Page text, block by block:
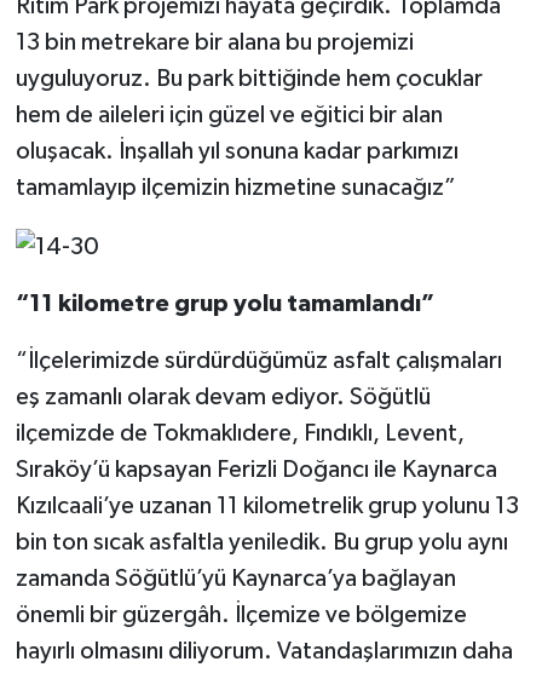
Ritim Park projemizi hayata geçirdik. Toplamda
13 bin metrekare bir alana bu projemizi
uyguluyoruz. Bu park bittiğinde hem çocuklar
hem de aileleri için güzel ve eğitici bir alan
oluşacak. İnşallah yıl sonuna kadar parkımızı
tamamlayıp ilçemizin hizmetine sunacağız”
“11 kilometre grup yolu tamamlandı”
“İlçelerimizde sürdürdüğümüz asfalt çalışmaları
eş zamanlı olarak devam ediyor. Söğütlü
ilçemizde de Tokmaklıdere, Fındıklı, Levent,
Sıraköy’ü kapsayan Ferizli Doğancı ile Kaynarca
Kızılcaali’ye uzanan 11 kilometrelik grup yolunu 13
bin ton sıcak asfaltla yeniledik. Bu grup yolu aynı
zamanda Söğütlü’yü Kaynarca’ya bağlayan
önemli bir güzergâh. İlçemize ve bölgemize
hayırlı olmasını diliyorum. Vatandaşlarımızın daha